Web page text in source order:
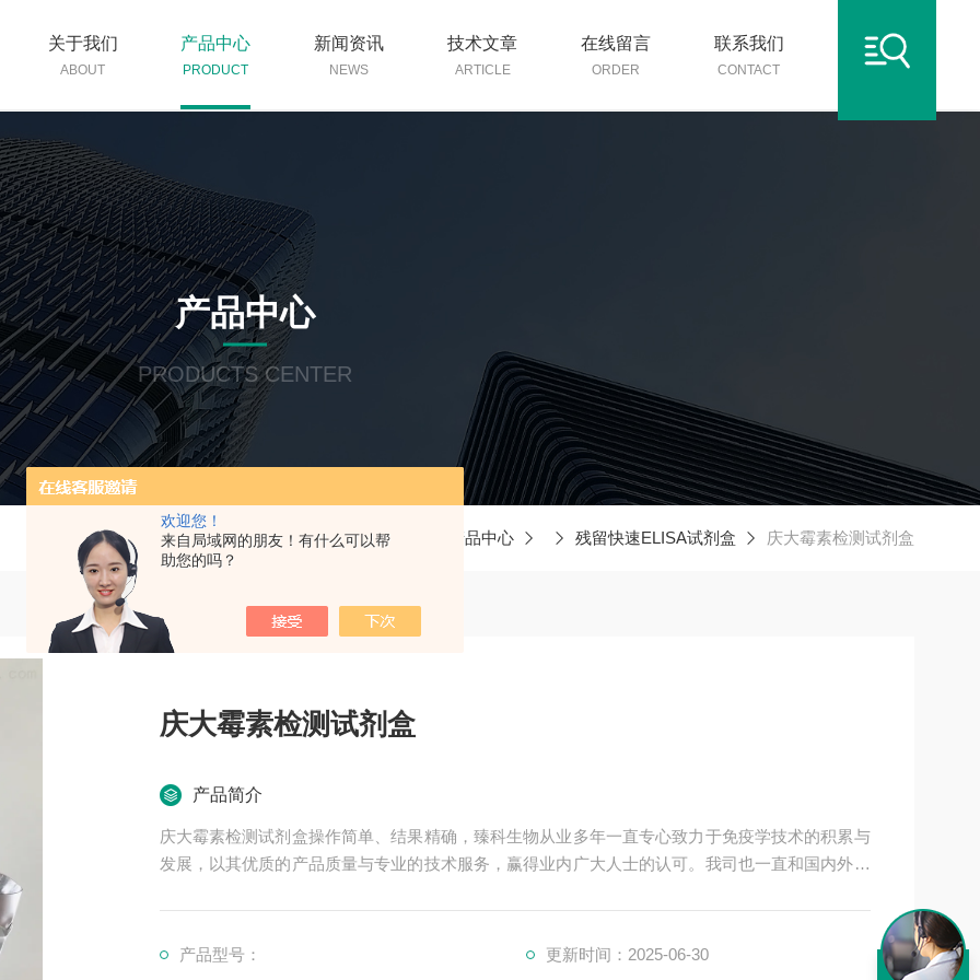
欢迎您！
来自局域网的朋友！有什么可以帮
助您的吗？
关于我们
ABOUT
产品中心
PRODUCT
新闻资讯
NEWS
技术文章
ARTICLE
在线留言
ORDER
联系我们
CONTACT
产品中心
PRODUCTS CENTER
当前位置：首页 产品中心 残留快速ELISA试剂盒 庆大霉素检测试剂盒
庆大霉素检测试剂盒
产品简介
庆大霉素检测试剂盒操作简单、结果精确，臻科生物从业多年一直专心致力于免疫学技术的积累与
发展，以其优质的产品质量与专业的技术服务，赢得业内广大人士的认可。我司也一直和国内外众
产品型号： 更新时间：2025-06-30